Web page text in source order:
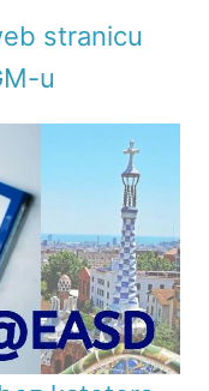
stranicu
u